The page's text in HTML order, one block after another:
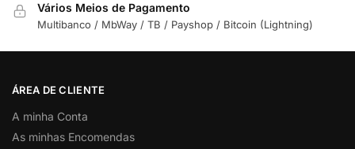
Vários Meios de Pagamento
Multibanco / MbWay / TB / Payshop / Bitcoin (Lightning)
ÁREA DE CLIENTE
A minha Conta
As minhas Encomendas